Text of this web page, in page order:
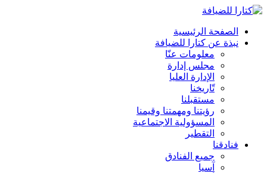
الصفحة الرئيسية
نبذة عن كتارا للضيافة
معلومات عنّا
مجلس إدارة
الإدارة العليا
تّاريخنا
مستقبلنا
رؤيتنا ومهمتنا وقيمنا
المسؤولية الاجتماعية
التقطير
فنادقنا
جميع الفنادق
آسيا